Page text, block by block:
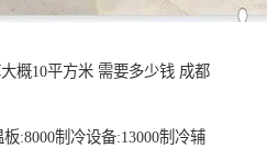
概10平方米 需要多少钱 成都
:8000制冷设备:13000制冷辅